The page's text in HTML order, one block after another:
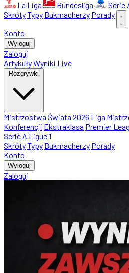
La Liga
Bundesliga Serie
SkrótyTypy Bukmacherzy Porady
Konto
Wyloguj
Zaloguj
ArtykułyWyniki Live
Rozgrywki
Mistrzostwa Świata 2026 Liga
Konferencji Ekstraklasa Premier
Serie A Ligue 1
SkrótyTypy Bukmacherzy Porady
Konto
Wyloguj
Zaloguj